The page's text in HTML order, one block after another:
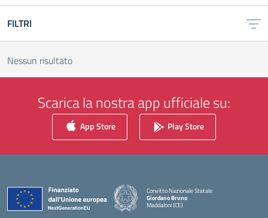
FILTRI
Nessun risultato
Scarica la nostra app ufficiale su:
App Store Play Store
Convitto Nazionale Statale
Giordano Bruno
Maddaloni (CE)